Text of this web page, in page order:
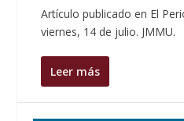
Artículo publicado en El
viernes, 14 de julio. JMMU.
Leer más